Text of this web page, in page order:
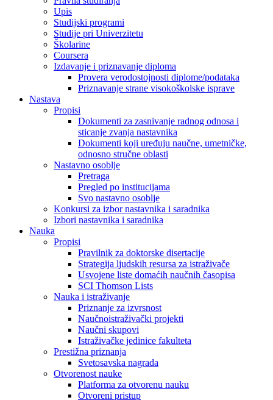
Upis
Studijski programi
Studije pri Univerzitetu
Školarine
Coursera
Izdavanje i priznavanje diploma
Provera verodostojnosti diplome/podataka
Priznavanje strane visokoškolske isprave
Nastava
Propisi
Dokumenti za zasnivanje radnog odnosa i
sticanje zvanja nastavnika
Dokumenti koji uređuju naučne, umetničke,
odnosno stručne oblasti
Nastavno osoblje
Pretraga
Pregled po institucijama
Svo nastavno osoblje
Konkursi za izbor nastavnika i saradnika
Izbori nastavnika i saradnika
Nauka
Propisi
Pravilnik za doktorske disertacije
Strategija ljudskih resursa za istraživače
Usvojene liste domaćih naučnih časopisa
SCI Thomson Lists
Nauka i istraživanje
Priznanje za izvrsnost
Naučnoistraživački projekti
Naučni skupovi
Istraživačke jedinice fakulteta
Prestižna priznanja
Svetosavska nagrada
Otvorenost nauke
Platforma za otvorenu nauku
Otvoreni pristup